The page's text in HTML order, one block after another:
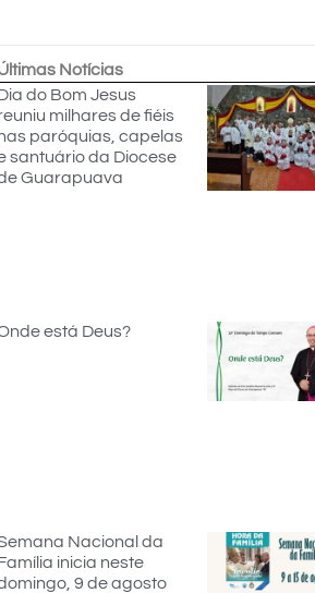
Notícias
do Bom Jesus
milhares de fiéis
paróquias, capelas
santuário da Diocese
Guarapuava
está Deus?
Nacional da
inicia neste
9 de agosto